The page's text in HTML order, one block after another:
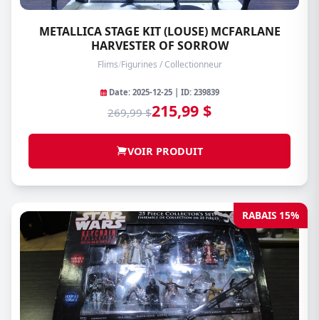
METALLICA STAGE KIT (LOUSE) MCFARLANE
HARVESTER OF SORROW
Flims/Figurines / Collectionneur
Date: 2025-12-25 | ID: 239839
269,99 $215,99 $
VOIR PRODUIT
RABAIS 15%